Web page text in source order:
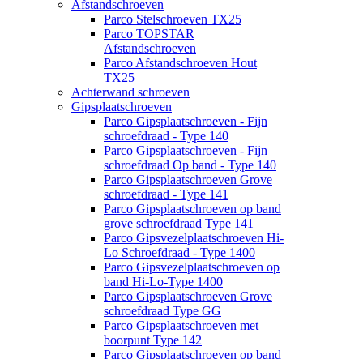
Afstandschroeven
Parco Stelschroeven TX25
Parco TOPSTAR
Afstandschroeven
Parco Afstandschroeven Hout
TX25
Achterwand schroeven
Gipsplaatschroeven
Parco Gipsplaatschroeven - Fijn
schroefdraad - Type 140
Parco Gipsplaatschroeven - Fijn
schroefdraad Op band - Type 140
Parco Gipsplaatschroeven Grove
schroefdraad - Type 141
Parco Gipsplaatschroeven op band
grove schroefdraad Type 141
Parco Gipsvezelplaatschroeven Hi-
Lo Schroefdraad - Type 1400
Parco Gipsvezelplaatschroeven op
band Hi-Lo-Type 1400
Parco Gipsplaatschroeven Grove
schroefdraad Type GG
Parco Gipsplaatschroeven met
boorpunt Type 142
Parco Gipsplaatschroeven op band